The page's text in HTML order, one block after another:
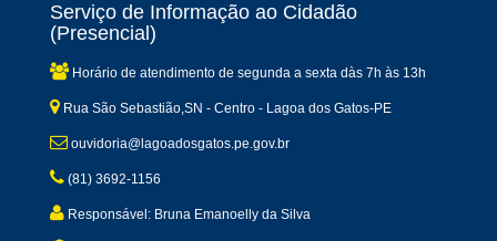
Serviço de Informação ao Cidadão
(Presencial)
Horário de atendimento de segunda a sexta dàs 7h às 13h
Rua São Sebastião,SN - Centro - Lagoa dos Gatos-PE
ouvidoria@lagoadosgatos.pe.gov.br
(81) 3692-1156
Responsável: Bruna Emanoelly da Silva